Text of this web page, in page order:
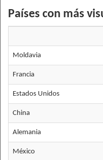
Países con más
Moldavia
Francia
Estados Unidos
China
Alemania
México